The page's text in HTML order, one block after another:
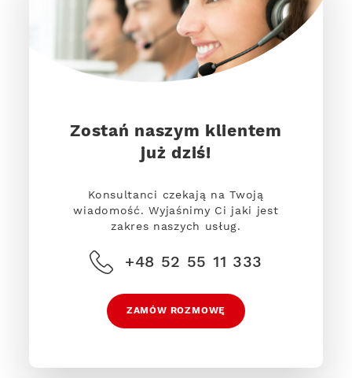
Zostań naszym klientem
już dziś!
Konsultanci czekają na Twoją
wiadomość. Wyjaśnimy Ci jaki jest
zakres naszych usług.
+48 52 55 11 333
ZAMÓW ROZMOWĘ